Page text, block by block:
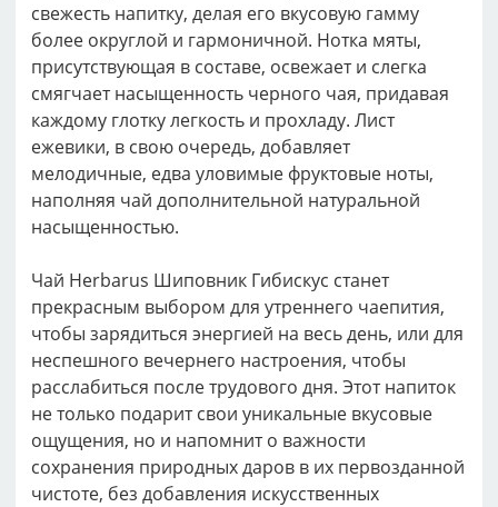
свежесть напитку, делая его вкусовую гамму
более округлой и гармоничной. Нотка мяты,
присутствующая в составе, освежает и слегка
смягчает насыщенность черного чая, придавая
каждому глотку легкость и прохладу. Лист
ежевики, в свою очередь, добавляет
мелодичные, едва уловимые фруктовые ноты,
наполняя чай дополнительной натуральной
насыщенностью.
Чай Herbarus Шиповник Гибискус станет
прекрасным выбором для утреннего чаепития,
чтобы зарядиться энергией на весь день, или для
неспешного вечернего настроения, чтобы
расслабиться после трудового дня. Этот напиток
не только подарит свои уникальные вкусовые
ощущения, но и напомнит о важности
сохранения природных даров в их первозданной
чистоте, без добавления искусственных